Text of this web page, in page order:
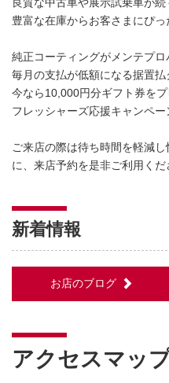
豊富な在庫からお客さまにぴ
純正コーティングがメンテプ
毎月の支払が低額になる据置
今なら10,000円分ギフト券を
フレッシャーズ応援キャンペー
ご来店の際は待ち時間を軽減
に、来店予約を是非ご利用くだ
新着情報
お店のブログ
アクセスマッ